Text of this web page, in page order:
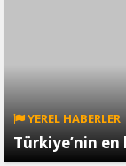
YEREL HABERLER
Türkiye’nin en